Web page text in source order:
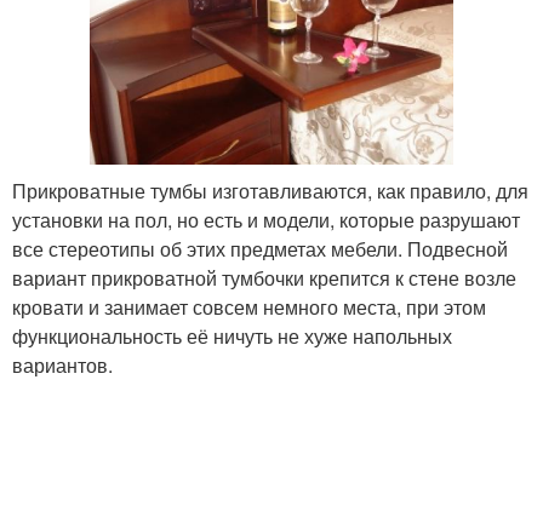
Прикроватные тумбы изготавливаются, как правило, для
установки на пол, но есть и модели, которые разрушают
все стереотипы об этих предметах мебели. Подвесной
вариант прикроватной тумбочки крепится к стене возле
кровати и занимает совсем немного места, при этом
функциональность её ничуть не хуже напольных
вариантов.